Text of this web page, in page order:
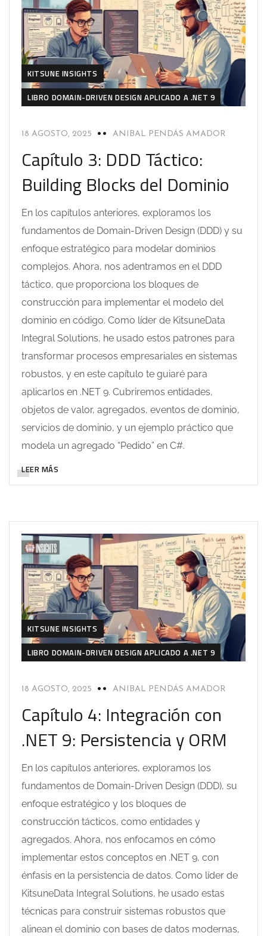
KITSUNE INSIGHTS
LIBRO DOMAIN-DRIVEN DESIGN APLICADO A .NET 9
18 AGOSTO, 2025 ANIBAL PENDÁS AMADOR
Capítulo 3: DDD Táctico:
Building Blocks del Dominio
En los capítulos anteriores, exploramos los
fundamentos de Domain-Driven Design (DDD) y su
enfoque estratégico para modelar dominios
complejos. Ahora, nos adentramos en el DDD
táctico, que proporciona los bloques de
construcción para implementar el modelo del
dominio en código. Como líder de KitsuneData
Integral Solutions, he usado estos patrones para
transformar procesos empresariales en sistemas
robustos, y en este capítulo te guiaré para
aplicarlos en .NET 9. Cubriremos entidades,
objetos de valor, agregados, eventos de dominio,
servicios de dominio, y un ejemplo práctico que
modela un agregado “Pedido” en C#.
LEER MÁS
KITSUNE INSIGHTS
LIBRO DOMAIN-DRIVEN DESIGN APLICADO A .NET 9
18 AGOSTO, 2025 ANIBAL PENDÁS AMADOR
Capítulo 4: Integración con
.NET 9: Persistencia y ORM
En los capítulos anteriores, exploramos los
fundamentos de Domain-Driven Design (DDD), su
enfoque estratégico y los bloques de
construcción tácticos, como entidades y
agregados. Ahora, nos enfocamos en cómo
implementar estos conceptos en .NET 9, con
énfasis en la persistencia de datos. Como líder de
KitsuneData Integral Solutions, he usado estas
técnicas para construir sistemas robustos que
alinean el dominio con bases de datos modernas,